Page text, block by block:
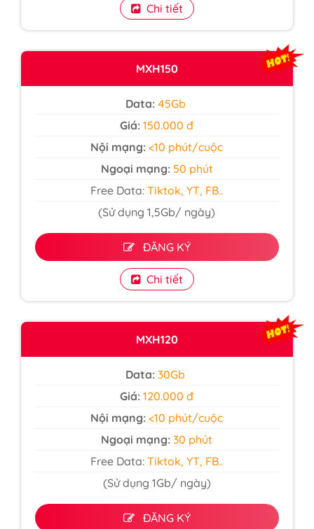
Chi tiết
MXH150
Data: 45Gb
Giá:150.000 đ
Nội mạng:<10 phút/cuộc
Ngoại mạng:50 phút
Free Data:Tiktok, YT, FB..
(Sử dụng 1,5Gb/ ngày)
ĐĂNG KÝ
Chi tiết
MXH120
Data: 30Gb
Giá:120.000 đ
Nội mạng:<10 phút/cuộc
Ngoại mạng: 30 phút
Free Data:Tiktok, YT, FB..
(Sử dụng 1Gb/ ngày)
ĐĂNG KÝ